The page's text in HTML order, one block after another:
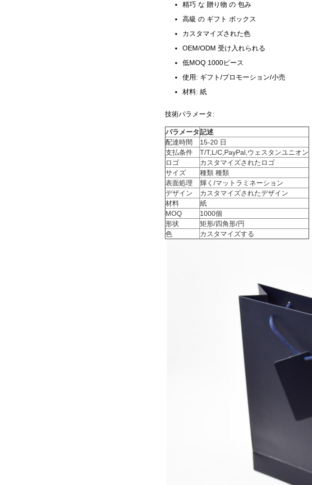
精巧 な 贈り物 の 包み
高級 の ギフト ボックス
カスタマイズされた色
OEM/ODM 受け入れられる
低MOQ 1000ピース
使用: ギフト/プロモーション/小売
材料: 紙
技術パラメータ:
パラメータ記述
配達時間
15-20 日
支払条件
T/T,L/C,PayPal,ウェスタンユニオン
ロゴ
カスタマイズされたロゴ
サイズ
種類 種類
表面処理
輝く/マットラミネーション
デザイン
カスタマイズされたデザイン
材料
紙
MOQ
1000個
形状
矩形/四角形/円
色
カスタマイズする